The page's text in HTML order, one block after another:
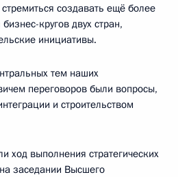
создавать ещё более
кругов двух стран,
инициативы.
тем наших
переговоров были вопросы,
и строительством
ход выполнения стратегических
заседании Высшего